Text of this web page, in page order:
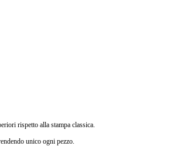
rispetto alla stampa classica.
unico ogni pezzo.